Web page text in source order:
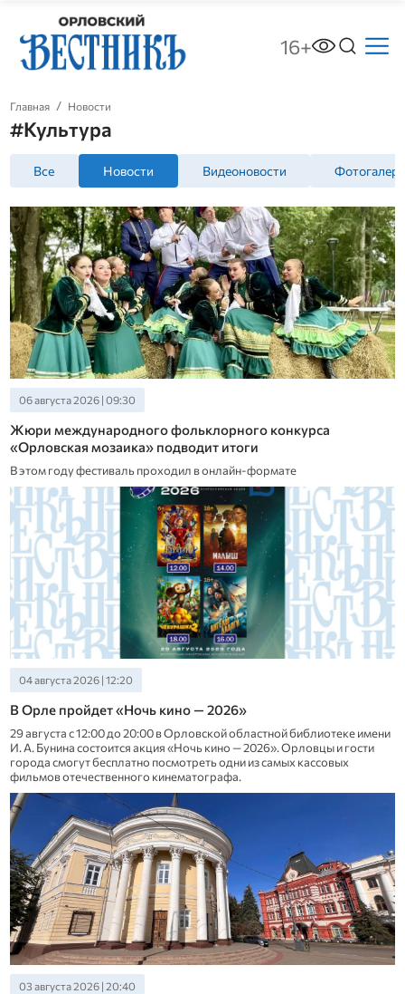
16+
Главная Новости
#Культура
Все Новости Видеоновости
06 августа 2026 | 09:30
Жюри международного фольклорного конкурса
«Орловская мозаика» подводит итоги
В этом году фестиваль проходил в онлайн-формате
04 августа 2026 | 12:20
В Орле пройдет «Ночь кино — 2026»
29 августа с 12:00 до 20:00 в Орловской областной библиотеке имени
И. А. Бунина состоится акция «Ночь кино — 2026». Орловцы и гости
города смогут бесплатно посмотреть одни из самых кассовых
фильмов отечественного кинематографа.
03 августа 2026 | 20:40